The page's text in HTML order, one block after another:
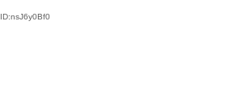
ID:nsJ6y0Bf0